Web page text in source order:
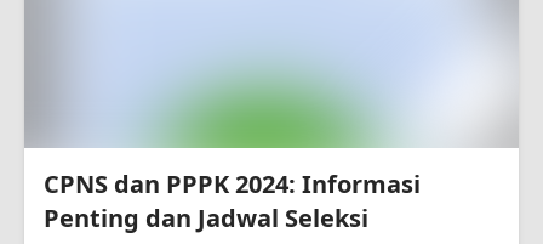
CPNS dan PPPK 2024: Informasi
Penting dan Jadwal Seleksi